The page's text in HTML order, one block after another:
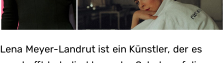
Lena Meyer-Landrut ist ein Künstler, der es